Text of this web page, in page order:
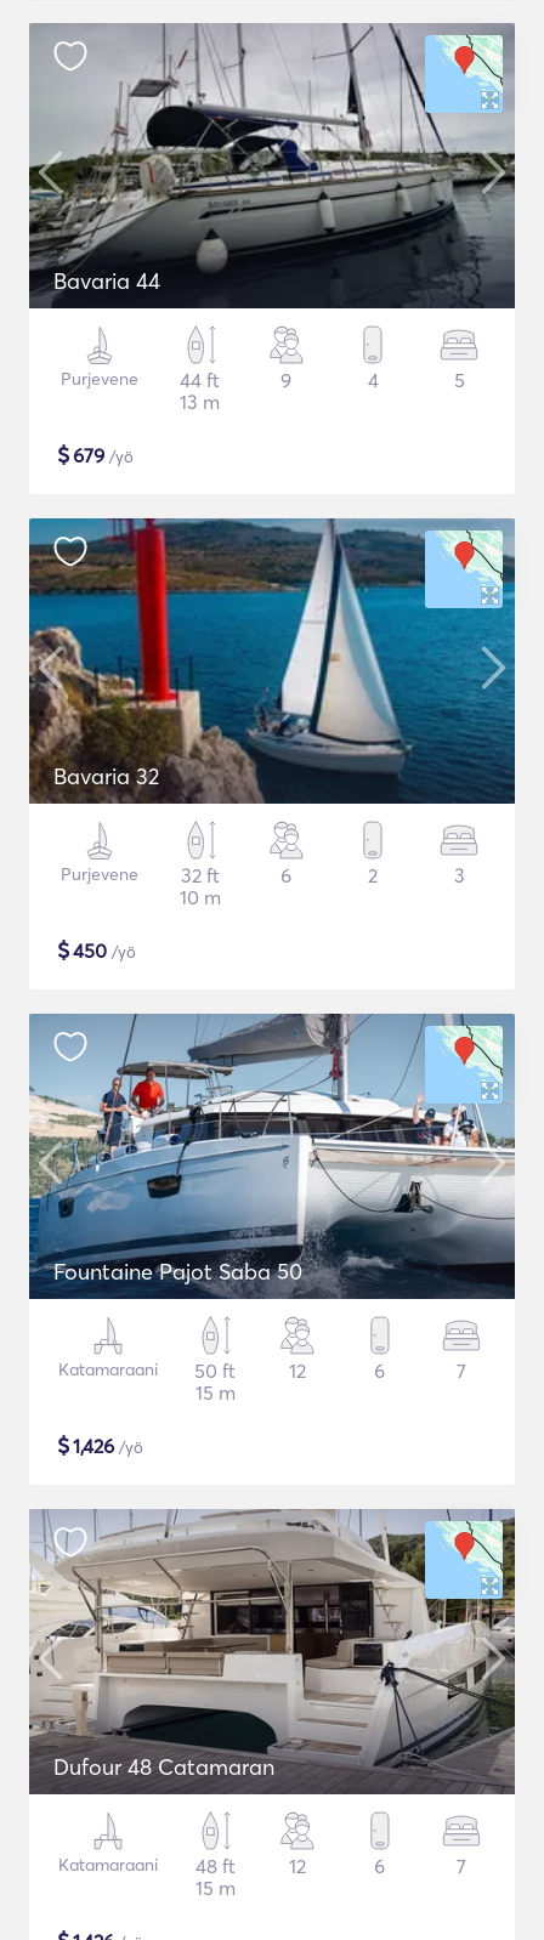
Bavaria 44
Purjevene
44 ft
13 m
9 4 5
$679 /yö
Bavaria 32
Purjevene
32 ft
10 m
6 2 3
$450 /yö
Fountaine Pajot Saba 50
Katamaraani
50 ft
15 m
12 6 7
$1,426 /yö
Dufour 48 Catamaran
Katamaraani
48 ft
15 m
12 6 7